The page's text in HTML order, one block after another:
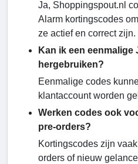
Ja, Shoppingspout.nl
Alarm kortingscodes
ze actief en correct zijn.
Kan ik een
hergebruiken?
Eenmalige codes
klantaccount worden
Werken codes ook
pre-orders?
Kortingscodes zijn
orders of nieuw